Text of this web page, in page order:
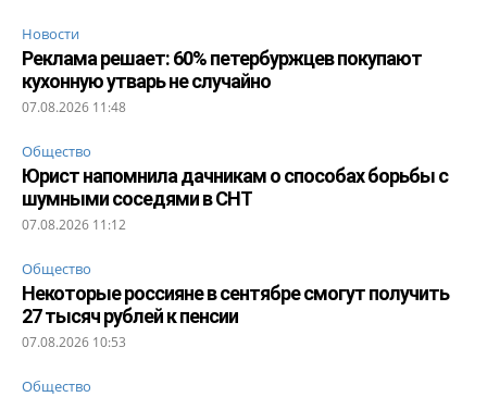
Новости
Реклама решает: 60% петербуржцев покупают
кухонную утварь не случайно
07.08.2026 11:48
Общество
Юрист напомнила дачникам о способах борьбы с
шумными соседями в СНТ
07.08.2026 11:12
Общество
Некоторые россияне в сентябре смогут получить
27 тысяч рублей к пенсии
07.08.2026 10:53
Общество